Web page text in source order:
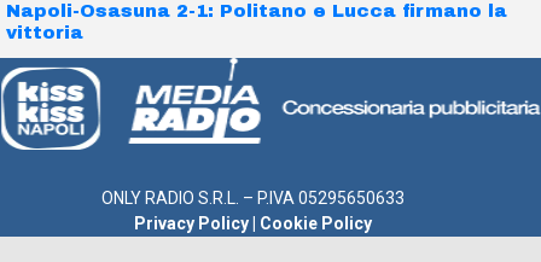
Napoli-Osasuna 2-1: Politano e Lucca firmano la
vittoria
ONLY RADIO S.R.L. – P.IVA 05295650633
Privacy Policy
Cookie Policy